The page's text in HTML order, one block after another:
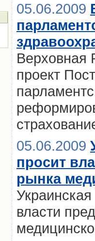
05.06.2009
Верховная
проект
05.06.2009
просит
рынка
власти